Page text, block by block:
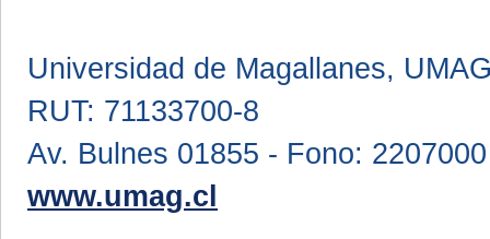
Universidad de Magallanes,
RUT: 71133700-8
Av. Bulnes 01855 - Fono: 2207000
www.umag.cl